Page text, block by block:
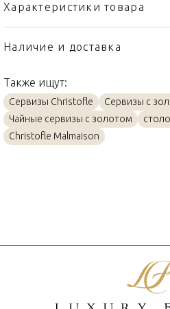
Характеристики товара
Тип товара
Чаша
Бренд
Страна производителя
Материал
Золото,
Объем / Размер
29,5см
Наличие и доставка
Также ищут:
Сервизы Christofle
Сервизы с
Чайные сервизы с золотом
Christofle Malmaison